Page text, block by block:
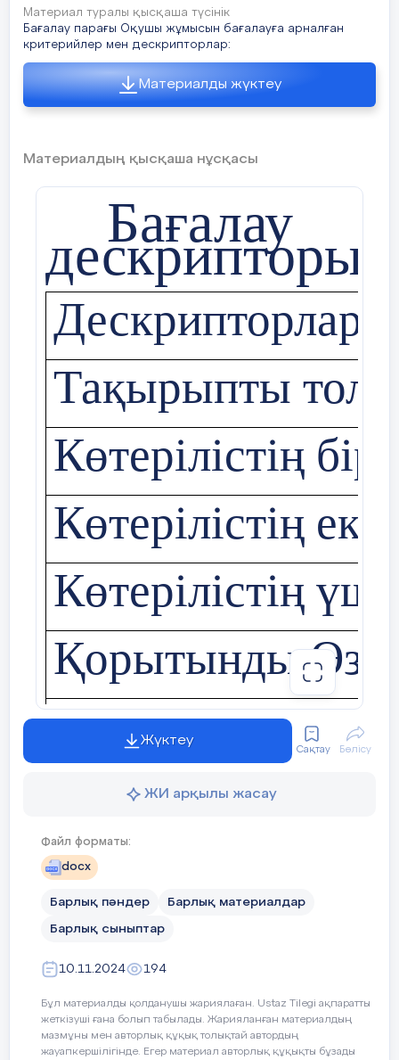
Материал туралы қысқаша түсінік
Бағалау парағы Оқушы жұмысын бағалауға арналған
критерийлер мен дескрипторлар:
Материалды жүктеу
Материалдың қысқаша нұсқасы
Бағалау
дескрипторы
Дескрипторлар
Тақырыпты
Көтерілістің
Көтерілістің
Көтерілістің үш
1869-
көтеріліс
туралы
біледі
ғын түсінеді
Жүктеу
Сақтау Бөлісу
ЖИ арқылы жасау
Файл форматы:
docx
Барлық пәндер Барлық материалдар
Барлық сыныптар
10.11.2024 194
Бұл материалды қолданушы жариялаған. Ustaz Tilegi ақпаратты
жеткізуші ғана болып табылады. Жарияланған материалдың
мазмұны мен авторлық құқық толықтай автордың
жауапкершілігінде. Егер материал авторлық құқықты бұзады